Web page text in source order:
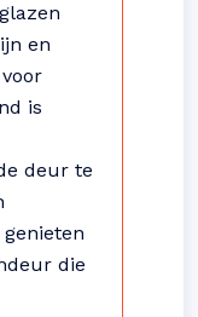
en
is
deur te
die